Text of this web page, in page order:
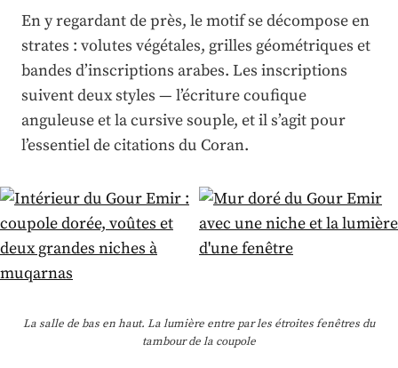
En y regardant de près, le motif se décompose en
strates : volutes végétales, grilles géométriques et
bandes d’inscriptions arabes. Les inscriptions
suivent deux styles — l’écriture coufique
anguleuse et la cursive souple, et il s’agit pour
l’essentiel de citations du Coran.
La salle de bas en haut. La lumière entre par les étroites fenêtres du
tambour de la coupole